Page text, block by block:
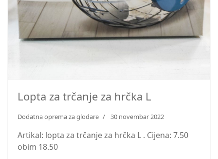
Lopta za trčanje za hrčka L
Dodatna oprema za glodare 30 novembar 2022
Artikal: lopta za trčanje za hrčka L . Cijena: 7.50
obim 18.50